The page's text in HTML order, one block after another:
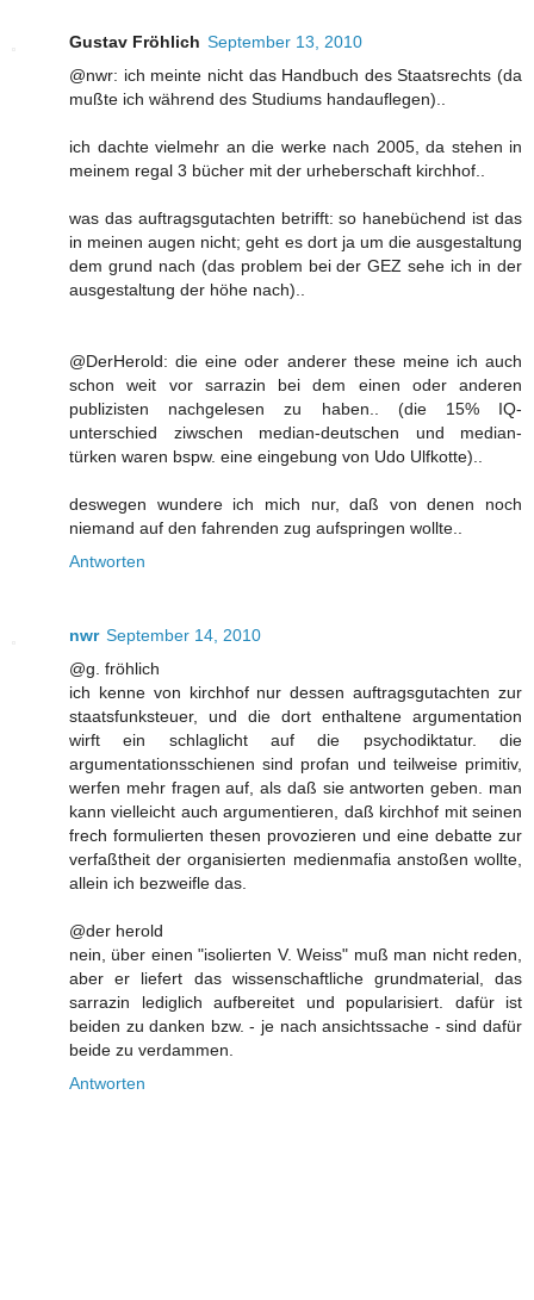
Gustav Fröhlich September 13, 2010
@nwr: ich meinte nicht das Handbuch des Staatsrechts (da
mußte ich während des Studiums handauflegen)..
ich dachte vielmehr an die werke nach 2005, da stehen in
meinem regal 3 bücher mit der urheberschaft kirchhof..
was das auftragsgutachten betrifft: so hanebüchend ist das
in meinen augen nicht; geht es dort ja um die ausgestaltung
dem grund nach (das problem bei der GEZ sehe ich in der
ausgestaltung der höhe nach)..
@DerHerold: die eine oder anderer these meine ich auch
schon weit vor sarrazin bei dem einen oder anderen
publizisten nachgelesen zu haben.. (die 15% IQ-
unterschied ziwschen median-deutschen und median-
türken waren bspw. eine eingebung von Udo Ulfkotte)..
deswegen wundere ich mich nur, daß von denen noch
niemand auf den fahrenden zug aufspringen wollte..
Antworten
nwr September 14, 2010
@g. fröhlich
ich kenne von kirchhof nur dessen auftragsgutachten zur
staatsfunksteuer, und die dort enthaltene argumentation
wirft ein schlaglicht auf die psychodiktatur. die
argumentationsschienen sind profan und teilweise primitiv,
werfen mehr fragen auf, als daß sie antworten geben. man
kann vielleicht auch argumentieren, daß kirchhof mit seinen
frech formulierten thesen provozieren und eine debatte zur
verfaßtheit der organisierten medienmafia anstoßen wollte,
allein ich bezweifle das.
@der herold
nein, über einen "isolierten V. Weiss" muß man nicht reden,
aber er liefert das wissenschaftliche grundmaterial, das
sarrazin lediglich aufbereitet und popularisiert. dafür ist
beiden zu danken bzw. - je nach ansichtssache - sind dafür
beide zu verdammen.
Antworten